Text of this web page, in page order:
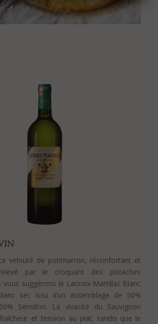
velouté de potimarron, réconfortant et
par le croquant des pistaches
suggérons le Lacroix-Martillac Blanc
sec issu d’un assemblage de 50%
Sémillon. La vivacité du Sauvignon
et tension au plat, tandis que le
Château Latour Martillac, vous devez être en âge
de l’alcool dans votre pays de résidence.
avoir pris connaissance des conditions d’utilisation
et déclarez les accepter sans réserve.